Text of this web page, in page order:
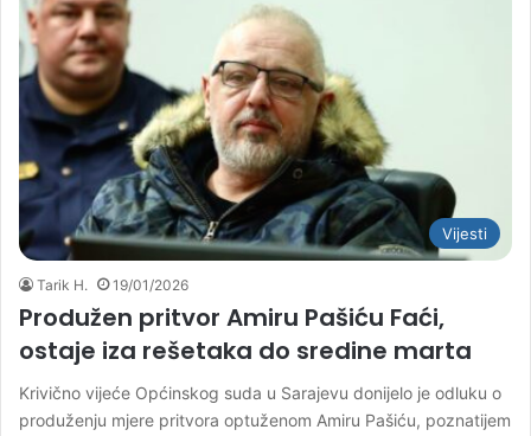
Vijesti
Tarik H. 19/01/2026
Produžen pritvor Amiru Pašiću Faći,
ostaje iza rešetaka do sredine marta
Krivično vijeće Općinskog suda u Sarajevu donijelo je odluku o
produženju mjere pritvora optuženom Amiru Pašiću, poznatijem